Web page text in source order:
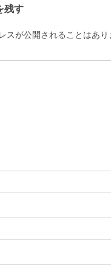
残す
スが公開されることはあ